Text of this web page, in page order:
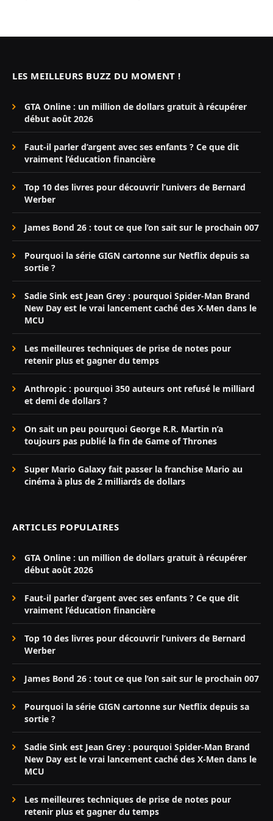
LES MEILLEURS BUZZ DU MOMENT !
GTA Online : un million de dollars gratuit à récupérer
début août 2026
Faut-il parler d’argent avec ses enfants ? Ce que dit
vraiment l’éducation financière
Top 10 des livres pour découvrir l’univers de Bernard
Werber
James Bond 26 : tout ce que l’on sait sur le prochain 007
Pourquoi la série GIGN cartonne sur Netflix depuis sa
sortie ?
Sadie Sink est Jean Grey : pourquoi Spider-Man Brand
New Day est le vrai lancement caché des X-Men dans le
MCU
Les meilleures techniques de prise de notes pour
retenir plus et gagner du temps
Anthropic : pourquoi 350 auteurs ont refusé le milliard
et demi de dollars ?
On sait un peu pourquoi George R.R. Martin n’a
toujours pas publié la fin de Game of Thrones
Super Mario Galaxy fait passer la franchise Mario au
cinéma à plus de 2 milliards de dollars
ARTICLES POPULAIRES
GTA Online : un million de dollars gratuit à récupérer
début août 2026
Faut-il parler d’argent avec ses enfants ? Ce que dit
vraiment l’éducation financière
Top 10 des livres pour découvrir l’univers de Bernard
Werber
James Bond 26 : tout ce que l’on sait sur le prochain 007
Pourquoi la série GIGN cartonne sur Netflix depuis sa
sortie ?
Sadie Sink est Jean Grey : pourquoi Spider-Man Brand
New Day est le vrai lancement caché des X-Men dans le
MCU
Les meilleures techniques de prise de notes pour
retenir plus et gagner du temps